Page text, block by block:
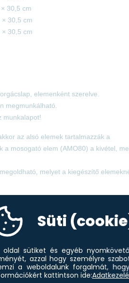
30,5 cm
cm
cm
elemenként szerelve.
megmunkálható.
munkalapot!
az alsó elemek tartalmazzák a
a mosogató elem (AMO80) a kivétel,
melyet a kiegészítő
szerelt
Süti
oldal sütiket és egyéb
azzal hogy személyre
a weboldalunk forgalmát,
kattintson ide: